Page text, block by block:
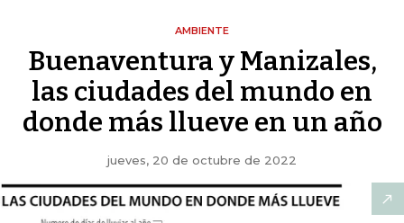
AMBIENTE
Buenaventura y Manizales,
las ciudades del mundo en
donde más llueve en un año
jueves, 20 de octubre de 2022